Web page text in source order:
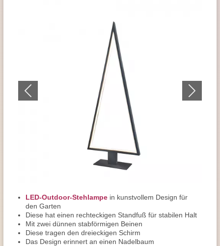
LED-Outdoor-Stehlampe in kunstvollem Design für
den Garten
Diese hat einen rechteckigen Standfuß für stabilen Halt
Mit zwei dünnen stabförmigen Beinen
Diese tragen den dreieckigen Schirm
Das Design erinnert an einen Nadelbaum